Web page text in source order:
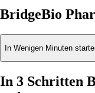
BridgeBio
In Wenigen Minuten
In 3 Schritten